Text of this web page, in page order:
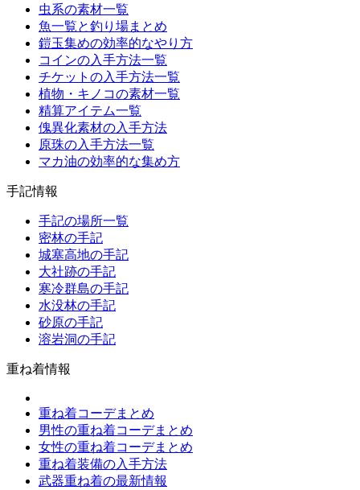
虫系の素材一覧
魚一覧と釣り場まとめ
鎧玉集めの効率的なやり方
コインの入手方法一覧
チケットの入手方法一覧
植物・キノコの素材一覧
精算アイテム一覧
傀異化素材の入手方法
原珠の入手方法一覧
マカ油の効率的な集め方
手記情報
手記の場所一覧
密林の手記
城塞高地の手記
大社跡の手記
寒冷群島の手記
水没林の手記
砂原の手記
溶岩洞の手記
重ね着情報
重ね着コーデまとめ
男性の重ね着コーデまとめ
女性の重ね着コーデまとめ
重ね着装備の入手方法
武器重ね着の最新情報